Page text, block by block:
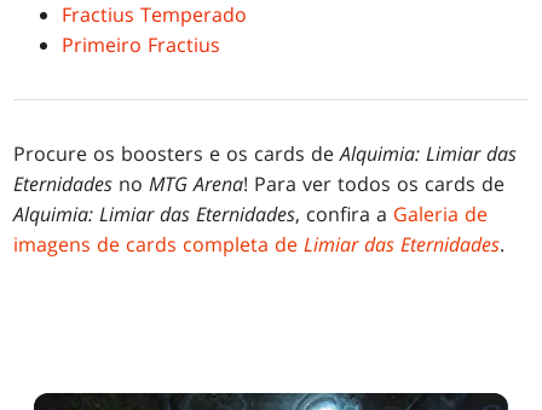
Fractius Temperado
Primeiro Fractius
Procure os boosters e os cards deAlquimia: Limiar das
Eternidades noMTG Arena! Para ver todos os cards de
Alquimia: Limiar das Eternidades, confira a Galeria de
imagens de cards completa deLimiar das Eternidades.